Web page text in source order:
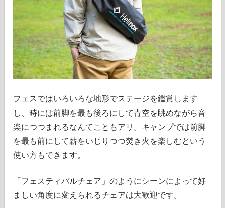
フェスではいろいろな地形でステージを鑑賞します
し、時には前脚を最も後ろにして青空を眺めながら音
楽につつまれるなんてこともアリ。キャンプでは前脚
を最も前にして薪をいじりつつ焚き火を楽しむという
使い方もできます。
「フェスティバルチェア」のようにシーンによって好
ましい角度に変えられるチェアは大歓迎です。